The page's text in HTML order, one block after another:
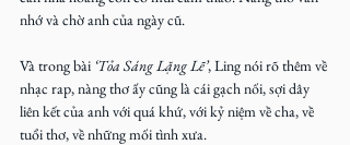
nhớ và chờ anh của ngày cũ.
Và trong bài ‘Tỏa Sáng Lặng Lẽ’, Ling nói rõ thêm về
nhạc rap, nàng thơ ấy cũng là cái gạch nối, sợi dây
liên kết của anh với quá khứ, với kỷ niệm về cha, về
tuổi thơ, về những mối tình xưa.